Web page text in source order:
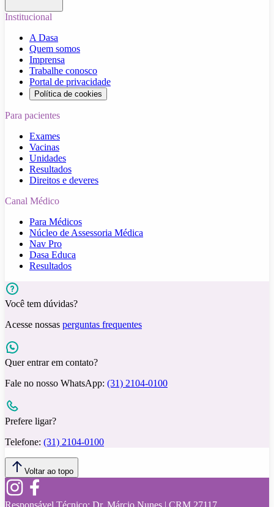
Institucional
A Dasa
Quem somos
Imprensa
Trabalhe conosco
Portal de privacidade
Política de cookies
Para pacientes
Exames
Vacinas
Unidades
Resultados
Direitos e deveres
Canal Médico
Para Médicos
Núcleo de Assessoria Médica
Nav Pro
Dasa Educa
Resultados
Você tem dúvidas?
Acesse nossas perguntas frequentes
Quer entrar em contato?
Fale no nosso WhatsApp: (31) 2104-0100
Prefere ligar?
Telefone: (31) 2104-0100
Voltar ao topo
Responsável Técnico: Dr. Márcio Nunes | CRM 27117